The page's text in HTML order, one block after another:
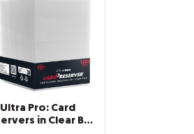
Ultra Pro: Card
Preservers in Clear Box (100)